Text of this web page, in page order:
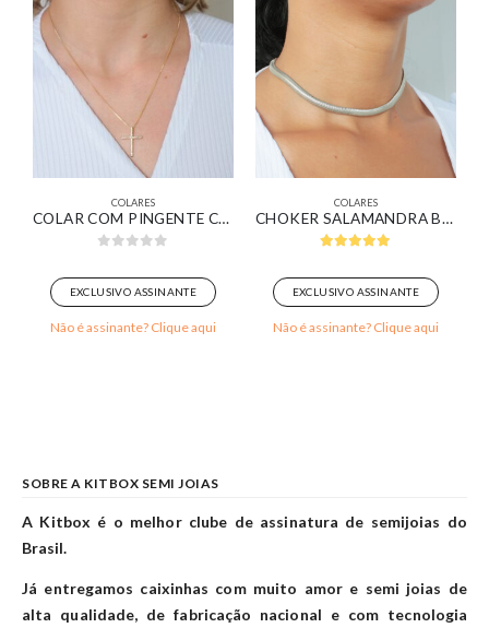
COLARES
COLAR COM PINGENTE CRUZ CRAVEJADO BANHADO EM OURO 18K
EXCLUSIVO ASSINANTE
Não é assinante? Clique aqui
COLARES
CHOKER SALAMANDRA BANHADA EM OURO BRANCO
EXCLUSIVO ASSINANTE
Não é assinante? Clique aqui
SOBRE A KITBOX SEMI JOIAS
A Kitbox é o melhor clube de assinatura de semijoias do
Brasil.
Já entregamos caixinhas com muito amor e semi joias de
alta qualidade, de fabricação nacional e com tecnologia